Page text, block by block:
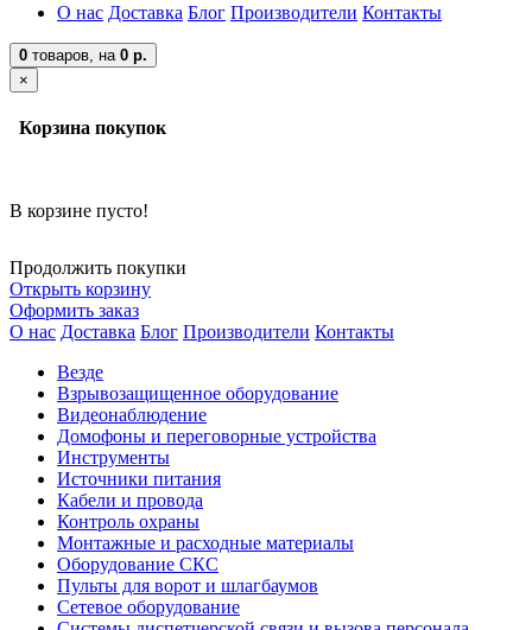
О нас Доставка Блог Производители Контакты
0 товаров, на 0 р.
×
Корзина покупок
В корзине пусто!
Продолжить покупки
Открыть корзину
Оформить заказ
О нас Доставка Блог Производители Контакты
Везде
Взрывозащищенное оборудование
Видеонаблюдение
Домофоны и переговорные устройства
Инструменты
Источники питания
Кабели и провода
Контроль охраны
Монтажные и расходные материалы
Оборудование СКС
Пульты для ворот и шлагбаумов
Сетевое оборудование